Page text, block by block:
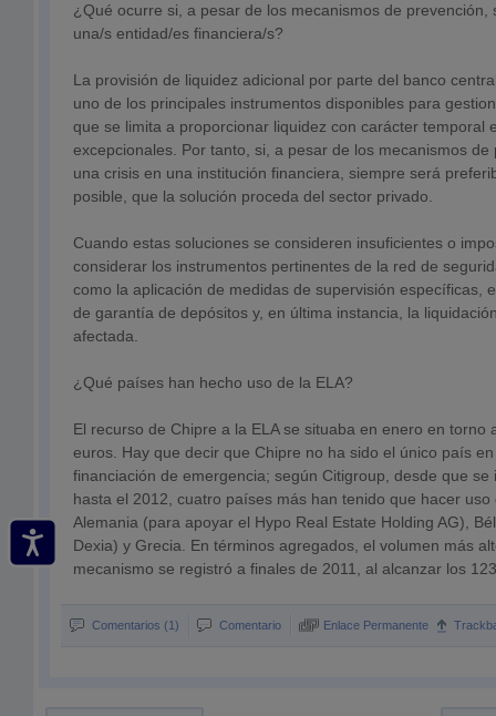
¿Qué ocurre si, a pesar de los mecanismos de prevención,
una/s entidad/es financiera/s?
La provisión de liquidez adicional por parte del banco
uno de los principales instrumentos disponibles para
que se limita a proporcionar liquidez con carácter temporal
excepcionales. Por tanto, si, a pesar de los mecanismos
una crisis en una institución financiera, siempre será
posible, que la solución proceda del sector privado.
Cuando estas soluciones se consideren insuficientes o
considerar los instrumentos pertinentes de la red de
como la aplicación de medidas de supervisión específicas,
de garantía de depósitos y, en última instancia, la
afectada.
¿Qué países han hecho uso de la ELA?
El recurso de Chipre a la ELA se situaba en enero en torno
euros. Hay que decir que Chipre no ha sido el único país
financiación de emergencia; según Citigroup, desde que se
hasta el 2012, cuatro países más han tenido que hacer uso
Alemania (para apoyar el Hypo Real Estate Holding AG),
Dexia) y Grecia. En términos agregados, el volumen más
mecanismo se registró a finales de 2011, al alcanzar los
Comentarios (1) Comentario Enlace Permanente